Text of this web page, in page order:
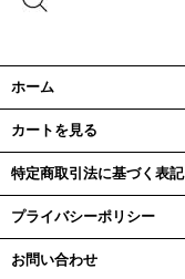
ホーム
カートを見る
特定商取引法に基づく表記
プライバシーポリシー
お問い合わせ